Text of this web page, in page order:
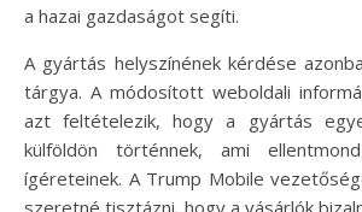
a hazai gazdaságot segíti.
A gyártás helyszínének kérdése
tárgya. A módosított weboldali
azt feltételezik, hogy a gyártás
külföldön történnek, ami
ígéreteinek. A Trump Mobile
szeretné tisztázni, hogy a vásárlók